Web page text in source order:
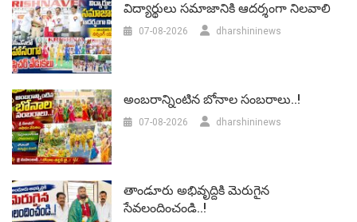
విద్యార్థులు సమాజానికి ఆదర్శంగా నిలవాలి
07-08-2026 dharshininews
అంబరాన్నింటిన బోనాల సంబరాలు..!
07-08-2026 dharshininews
తాండూరు అభివృద్దికి మెరుగైన
సేవలందించండి..!